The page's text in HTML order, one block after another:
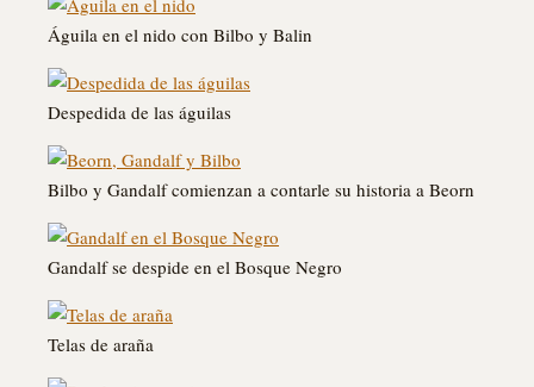
Águila en el nido con Bilbo y Balin
Despedida de las águilas
Bilbo y Gandalf comienzan a contarle su historia a Beorn
Gandalf se despide en el Bosque Negro
Telas de araña